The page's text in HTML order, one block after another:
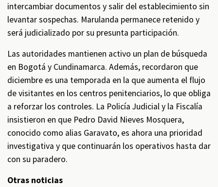
intercambiar documentos y salir del establecimiento sin
levantar sospechas. Marulanda permanece retenido y
será judicializado por su presunta participación.
Las autoridades mantienen activo un plan de búsqueda
en Bogotá y Cundinamarca. Además, recordaron que
diciembre es una temporada en la que aumenta el flujo
de visitantes en los centros penitenciarios, lo que obliga
a reforzar los controles. La Policía Judicial y la Fiscalía
insistieron en que Pedro David Nieves Mosquera,
conocido como alias Garavato, es ahora una prioridad
investigativa y que continuarán los operativos hasta dar
con su paradero.
Otras noticias